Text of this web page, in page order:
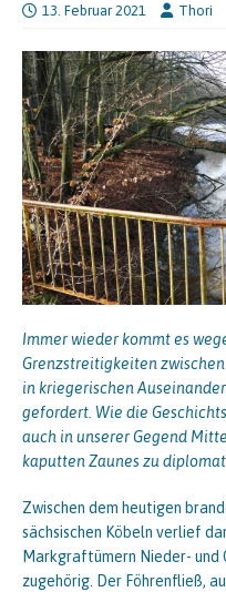
13. Februar 2021 Thori
Immer wieder kommt es
Grenzstreitigkeiten
in kriegerischen
gefordert. Wie die
auch in unserer Gegend
kaputten Zaunes zu
Zwischen dem heutigen
sächsischen Köbeln verlief
Markgraftümern Nieder- und
zugehörig. Der Föhrenfließ,